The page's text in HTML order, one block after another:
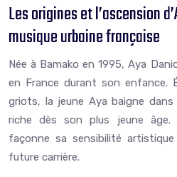
Les origines et l’ascension
musique urbaine française
Née à Bamako en 1995, Aya
en France durant son enfance.
griots, la jeune Aya baigne
riche dès son plus jeune âge.
façonne sa sensibilité
future carrière.